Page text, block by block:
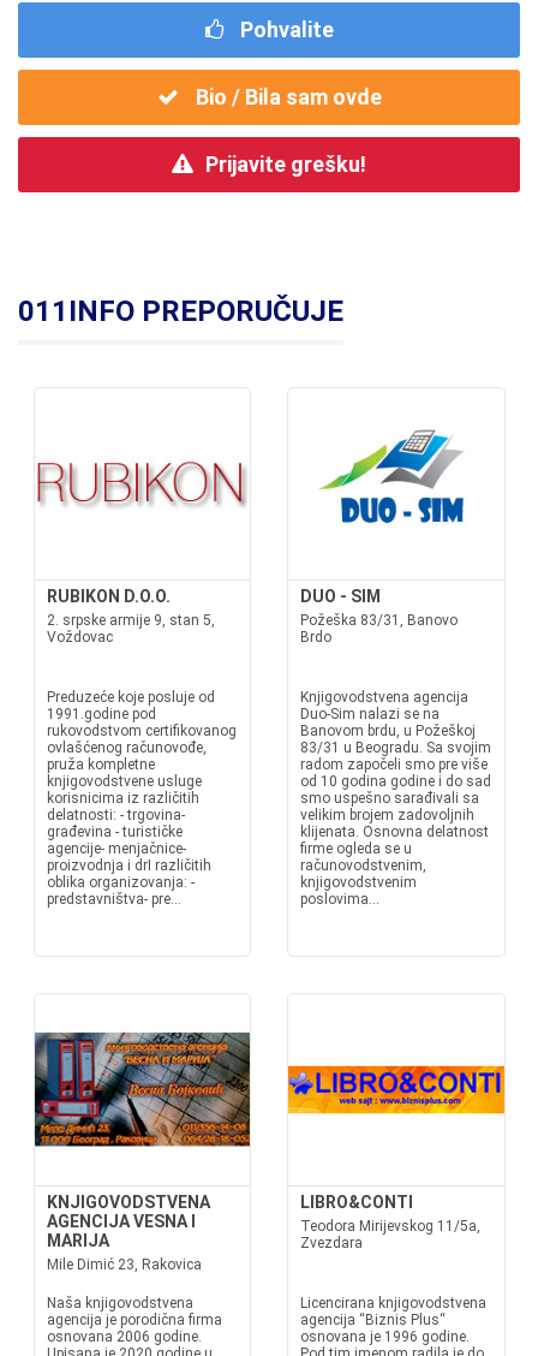
Pohvalite
Bio / Bila sam ovde
Prijavite grešku!
011INFO PREPORUČUJE
RUBIKON D.O.O.
2. srpske armije 9, stan 5,
Voždovac
Preduzeće koje posluje od
1991.godine pod
rukovodstvom certifikovanog
ovlašćenog računovođe,
pruža kompletne
knjigovodstvene usluge
korisnicima iz različitih
delatnosti: - trgovina-
građevina - turističke
agencije- menjačnice-
proizvodnja i drI različitih
oblika organizovanja: -
predstavništva- pre...
DUO - SIM
Požeška 83/31, Banovo
Brdo
Knjigovodstvena agencija
Duo-Sim nalazi se na
Banovom brdu, u Požeškoj
83/31 u Beogradu. Sa svojim
radom započeli smo pre više
od 10 godina godine i do sad
smo uspešno sarađivali sa
velikim brojem zadovoljnih
klijenata. Osnovna delatnost
firme ogleda se u
računovodstvenim,
knjigovodstvenim
poslovima...
KNJIGOVODSTVENA
AGENCIJA VESNA I
MARIJA
Mile Dimić 23, Rakovica
Naša knjigovodstvena
agencija je porodična firma
osnovana 2006 godine.
LIBRO&CONTI
Teodora Mirijevskog 11/5a,
Zvezdara
Licencirana knjigovodstvena
agencija “Biznis Plus“
osnovana je 1996 godine.